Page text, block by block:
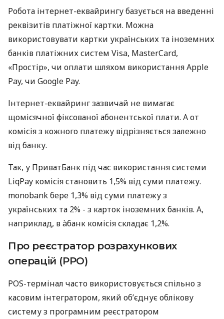
Робота інтернет-еквайрингу базується на введенні
реквізитів платіжної картки. Можна
використовувати картки українських та іноземних
банків платіжних систем Visa, MasterCard,
«Простір», чи оплати шляхом використання Apple
Pay, чи Google Pay.
Інтернет-еквайринг зазвичай не вимагає
щомісячної фіксованої абонентської плати. А от
комісія з кожного платежу відрізняється залежно
від банку.
Так, у ПриватБанк під час використання системи
LiqPay комісія становить 1,5% від суми платежу.
monobank бере 1,3% від суми платежу з
українських та 2% - з карток іноземних банків. А,
наприклад, в àбанк комісія складає 1,2%.
Про реєстратор розрахункових
операцій (РРО)
POS-термінал часто використовується спільно з
касовим інтегратором, який об’єднує облікову
систему з програмним реєстратором